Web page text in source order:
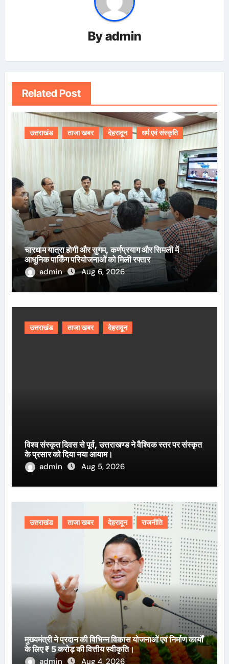
Byadmin
Related Post
उत्तराखंड ताजा खबर देहरादून धर्म एवं संस्कृति
चारधाम यात्रा होगी और सुगम, कर्णप्रयाग और सिमली में
आधुनिक पार्किंग परियोजनाओं को मिली रफ्तार
admin
Aug 6, 2026
उत्तराखंड ताजा खबर देहरादून
विश्व संस्कृत दिवस से पूर्व, उत्तराखण्ड ने वैश्विक स्तर पर संस्कृत
के प्रसार को दिया नया आयाम।
admin
Aug 5, 2026
उत्तराखंड ताजा खबर देहरादून राजनीति
मुख्यमंत्री ने प्रदान की विभिन्न विकास योजनाओं एवं निर्माण कार्यों
के लिए ₹ 5 करोड़ की वित्तीय स्वीकृति।
admin
Aug 4, 2026